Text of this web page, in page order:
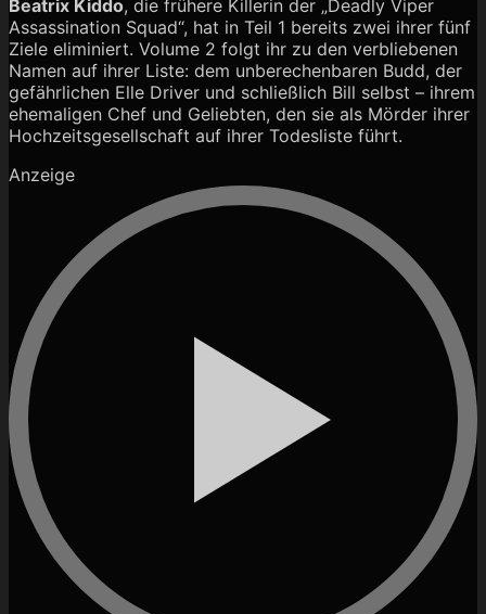
Beatrix Kiddo, die frühere Killerin der „Deadly Viper
Assassination Squad“, hat in Teil 1 bereits zwei ihrer fünf
Ziele eliminiert. Volume 2 folgt ihr zu den verbliebenen
Namen auf ihrer Liste: dem unberechenbaren Budd, der
gefährlichen Elle Driver und schließlich Bill selbst – ihrem
ehemaligen Chef und Geliebten, den sie als Mörder ihrer
Hochzeitsgesellschaft auf ihrer Todesliste führt.
Anzeige